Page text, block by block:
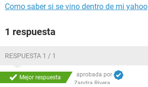
Como saber si se vino dentro de mi yahoo
1 respuesta
RESPUESTA 1 / 1
Mejor respuesta
aprobada por
Zandra Rivera